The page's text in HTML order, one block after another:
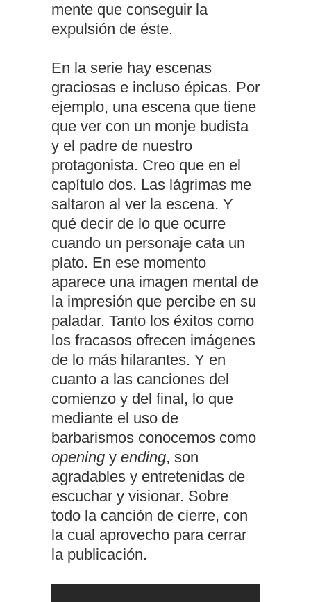
mente que conseguir la
expulsión de éste.
En la serie hay escenas
graciosas e incluso épicas. Por
ejemplo, una escena que tiene
que ver con un monje budista
y el padre de nuestro
protagonista. Creo que en el
capítulo dos. Las lágrimas me
saltaron al ver la escena. Y
qué decir de lo que ocurre
cuando un personaje cata un
plato. En ese momento
aparece una imagen mental de
la impresión que percibe en su
paladar. Tanto los éxitos como
los fracasos ofrecen imágenes
de lo más hilarantes. Y en
cuanto a las canciones del
comienzo y del final, lo que
mediante el uso de
barbarismos conocemos como
opening y ending, son
agradables y entretenidas de
escuchar y visionar. Sobre
todo la canción de cierre, con
la cual aprovecho para cerrar
la publicación.